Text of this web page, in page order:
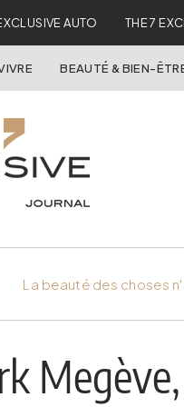
AUTO THE 7
BEAUTÉ & BIEN-
La beauté des choses